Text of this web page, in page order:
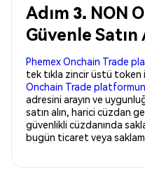
Adım 3. NON
Güvenle Satın
Phemex Onchain Trade
tek tıkla zincir üstü token
Onchain Trade
adresini arayın ve
satın alın, harici cüzdan
güvenlikli cüzdanında
bugün ticaret veya